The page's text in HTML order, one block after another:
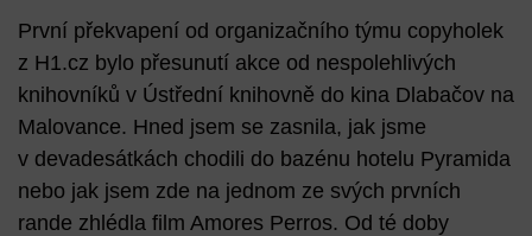
První překvapení od organizačního týmu copyholek
z H1.cz bylo přesunutí akce od nespolehlivých
knihovníků v Ústřední knihovně do kina Dlabačov na
Malovance. Hned jsem se zasnila, jak jsme
v devadesátkách chodili do bazénu hotelu Pyramida
nebo jak jsem zde na jednom ze svých prvních
rande zhlédla film Amores Perros. Od té doby